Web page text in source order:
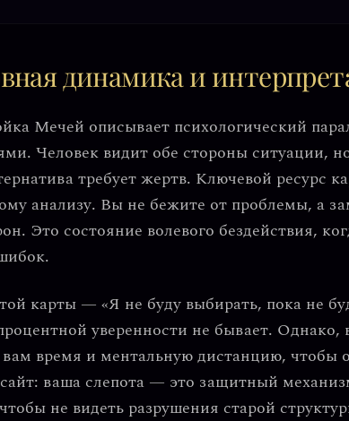
динамика и
Мечей описывает психологический
Человек видит обе стороны ситуации,
требует жертв. Ключевой ресурс
анализу. Вы не бежите от проблемы, а
Это состояние волевого бездействия,
карты — «Я не буду выбирать, пока не
уверенности не бывает.
время и ментальную дистанцию, чтобы
ваша слепота — это защитный
не видеть разрушения старой